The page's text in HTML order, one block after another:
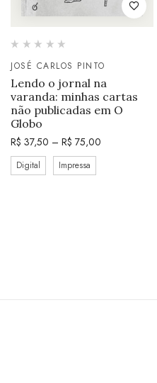
JOSÉ CARLOS PINTO
Lendo o jornal na
varanda: minhas cartas
não publicadas em O
Globo
R$ 37,50 – R$ 75,00
Digital Impressa